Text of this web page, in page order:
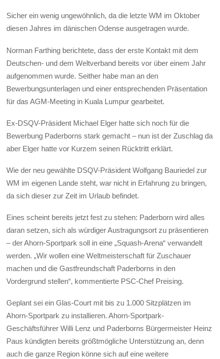
Sicher ein wenig ungewöhnlich, da die letzte WM im Oktober
diesen Jahres im dänischen Odense ausgetragen wurde.
Norman Farthing berichtete, dass der erste Kontakt mit dem
Deutschen- und dem Weltverband bereits vor über einem Jahr
aufgenommen wurde. Seither habe man an den
Bewerbungsunterlagen und einer entsprechenden Präsentation
für das AGM-Meeting in Kuala Lumpur gearbeitet.
Ex-DSQV-Präsident Michael Elger hatte sich noch für die
Bewerbung Paderborns stark gemacht – nun ist der Zuschlag da
aber Elger hatte vor Kurzem seinen Rücktritt erklärt.
Wie der neu gewählte DSQV-Präsident Wolfgang Bauriedel zur
WM im eigenen Lande steht, war nicht in Erfahrung zu bringen,
da sich dieser zur Zeit im Urlaub befindet.
Eines scheint bereits jetzt fest zu stehen: Paderborn wird alles
daran setzen, sich als würdiger Austragungsort zu präsentieren
– der Ahorn-Sportpark soll in eine „Squash-Arena“ verwandelt
werden. „Wir wollen eine Weltmeisterschaft für Zuschauer
machen und die Gastfreundschaft Paderborns in den
Vordergrund stellen“, kommentierte PSC-Chef Preising.
Geplant sei ein Glas-Court mit bis zu 1.000 Sitzplätzen im
Ahorn-Sportpark zu installieren. Ahorn-Sportpark-
Geschäftsführer Willi Lenz und Paderborns Bürgermeister Heinz
Paus kündigten bereits größtmögliche Unterstützung an, denn
auch die ganze Region könne sich auf eine weitere